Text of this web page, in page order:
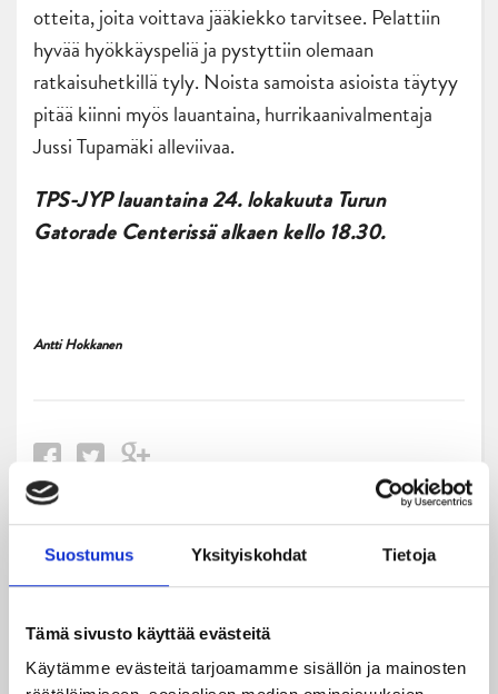
Suostumus Yksityiskohdat Tietoja
Tämä sivusto käyttää evästeitä
Käytämme evästeitä tarjoamamme sisällön ja mainosten
otteita, joita voittava jääkiekko tarvitsee. Pelattiin
hyvää hyökkäyspeliä ja pystyttiin olemaan
ratkaisuhetkillä tyly. Noista samoista asioista täytyy
pitää kiinni myös lauantaina, hurrikaanivalmentaja
Jussi Tupamäki alleviivaa.
TPS-JYP lauantaina 24. lokakuuta Turun
Gatorade Centerissä alkaen kello 18.30.
Antti Hokkanen
Uusimmat
06.08.2026
JYPin kausi käyntiin Tampere Cupista!